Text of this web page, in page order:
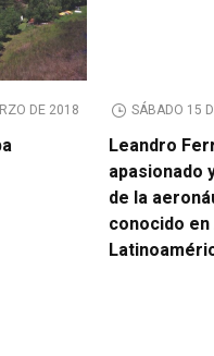
DE 2018 SÁBADO 15
Leandro
apasionado
de la
conocido